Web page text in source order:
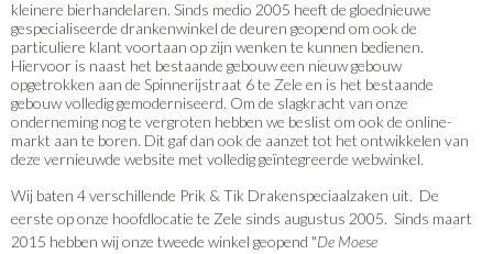
kleinere bierhandelaren. Sinds medio 2005 heeft de gloednieuwe
gespecialiseerde drankenwinkel de deuren geopend om ook de
particuliere klant voortaan op zijn wenken te kunnen bedienen.
Hiervoor is naast het bestaande gebouw een nieuw gebouw
opgetrokken aan de Spinnerijstraat 6 te Zele en is het bestaande
gebouw volledig gemoderniseerd. Om de slagkracht van onze
onderneming nog te vergroten hebben we beslist om ook de online-
markt aan te boren. Dit gaf dan ook de aanzet tot het ontwikkelen van
deze vernieuwde website met volledig geïntegreerde webwinkel.
Wij baten 4 verschillende Prik & Tik Drakenspeciaalzaken uit. De
eerste op onze hoofdlocatie te Zele sinds augustus 2005. Sinds maart
2015 hebben wij onze tweede winkel geopend "De Moese